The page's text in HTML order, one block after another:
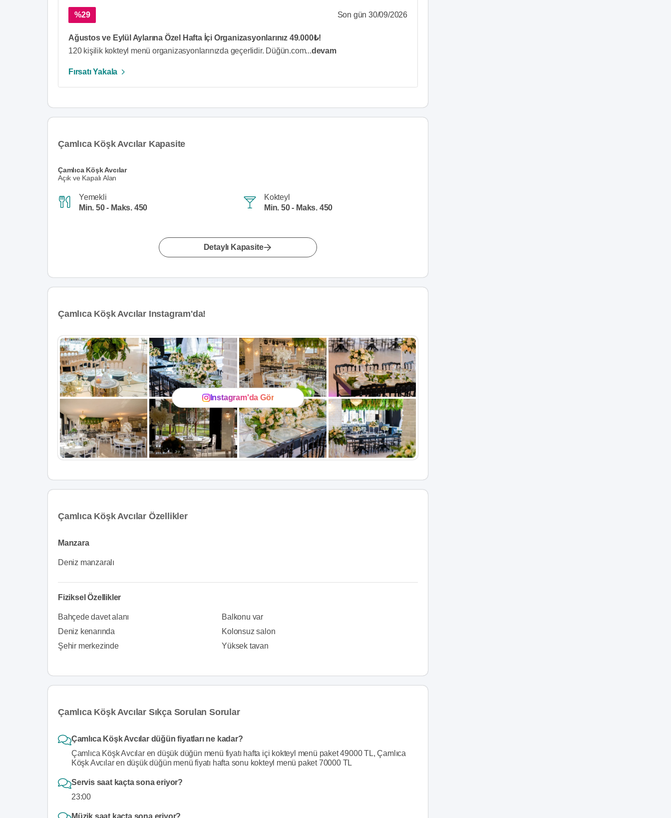
%29 Son gün 30/09/2026
Ağustos ve Eylül Aylarına Özel Hafta İçi Organizasyonlarınız 49.000₺!
120 kişilik kokteyl menü organizasyonlarınızda geçerlidir. Düğün.com...devam
Fırsatı Yakala
Çamlıca Köşk Avcılar Kapasite
Çamlıca Köşk Avcılar
Açık ve Kapalı Alan
Yemekli
Min. 50 - Maks. 450
Kokteyl
Min. 50 - Maks. 450
Detaylı Kapasite
Çamlıca Köşk Avcılar Instagram'da!
Instagram'da Gör
Çamlıca Köşk Avcılar Özellikler
Manzara
Deniz manzaralı
Fiziksel Özellikler
Bahçede davet alanı
Balkonu var
Deniz kenarında
Kolonsuz salon
Şehir merkezinde
Yüksek tavan
Çamlıca Köşk Avcılar Sıkça Sorulan Sorular
Çamlıca Köşk Avcılar düğün fiyatları ne kadar?
Çamlıca Köşk Avcılar en düşük düğün menü fiyatı hafta içi kokteyl menü paket 49000 TL, Çamlıca
Köşk Avcılar en düşük düğün menü fiyatı hafta sonu kokteyl menü paket 70000 TL
Servis saat kaçta sona eriyor?
23:00
Müzik saat kaçta sona eriyor?